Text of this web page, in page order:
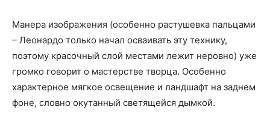
Манера изображения (особенно растушевка пальцами
– Леонардо только начал осваивать эту технику,
поэтому красочный слой местами лежит неровно) уже
громко говорит о мастерстве творца. Особенно
характерное мягкое освещение и ландшафт на заднем
фоне, словно окутанный светящейся дымкой.